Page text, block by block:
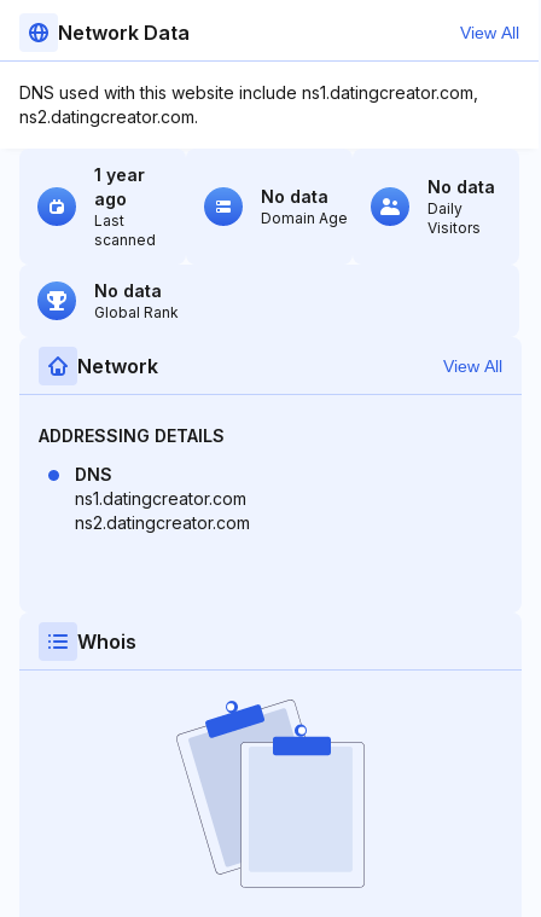
Network Data View All
DNS used with this website include ns1.datingcreator.com,
ns2.datingcreator.com.
1 year
ago
Last
scanned
No data
Domain Age
No data
Daily
Visitors
No data
Global Rank
Network View All
ADDRESSING DETAILS
DNS
ns1.datingcreator.com
ns2.datingcreator.com
Whois